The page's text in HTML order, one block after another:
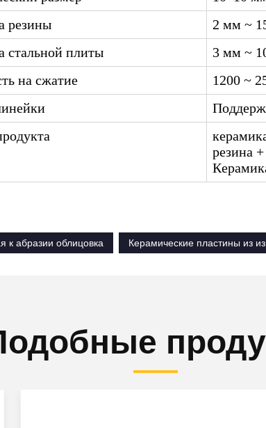
резины
2 мм ~
стальной плиты
3 мм ~
на сжатие
1200 ~
резина
к абразии облицовка Керамические пластины из